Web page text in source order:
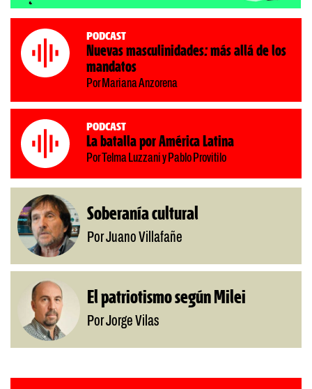
Podcast
Nuevas masculinidades: más allá de los
mandatos
Por Mariana Anzorena
Podcast
La batalla por América Latina
Por Telma Luzzani y Pablo Provitilo
Soberanía cultural
Por Juano Villafañe
El patriotismo según Milei
Por Jorge Vilas